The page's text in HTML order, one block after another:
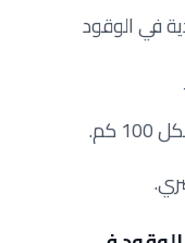
في الوقود